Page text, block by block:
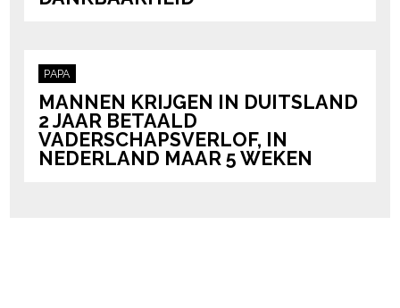
PAPA
MANNEN KRIJGEN IN DUITSLAND
2 JAAR BETAALD
VADERSCHAPSVERLOF, IN
NEDERLAND MAAR 5 WEKEN